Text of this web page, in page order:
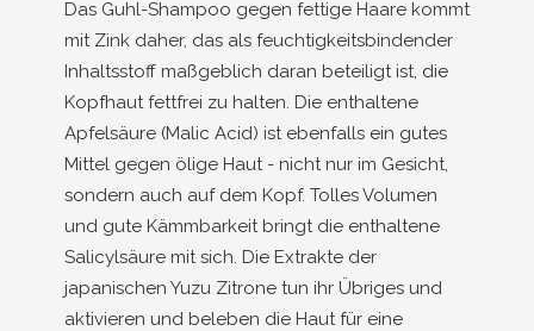
Das Guhl-Shampoo gegen fettige Haare kommt
mit Zink daher, das als feuchtigkeitsbindender
Inhaltsstoff maßgeblich daran beteiligt ist, die
Kopfhaut fettfrei zu halten. Die enthaltene
Apfelsäure (Malic Acid) ist ebenfalls ein gutes
Mittel gegen ölige Haut - nicht nur im Gesicht,
sondern auch auf dem Kopf. Tolles Volumen
und gute Kämmbarkeit bringt die enthaltene
Salicylsäure mit sich. Die Extrakte der
japanischen Yuzu Zitrone tun ihr Übriges und
aktivieren und beleben die Haut für eine